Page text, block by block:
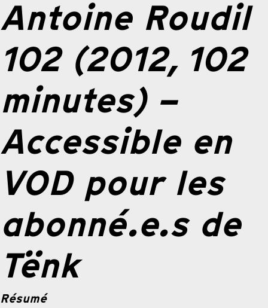
Antoine Roudil
102 (2012, 102
minutes) –
Accessible en
VOD pour les
abonné.e.s de
Tënk
Résumé